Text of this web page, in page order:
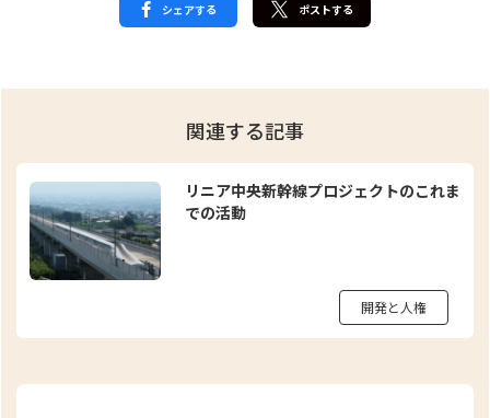
シェアする ポストする
関連する記事
リニア中央新幹線プロジェクトのこれま
での活動
開発と人権